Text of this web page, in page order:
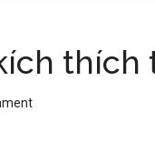
thích